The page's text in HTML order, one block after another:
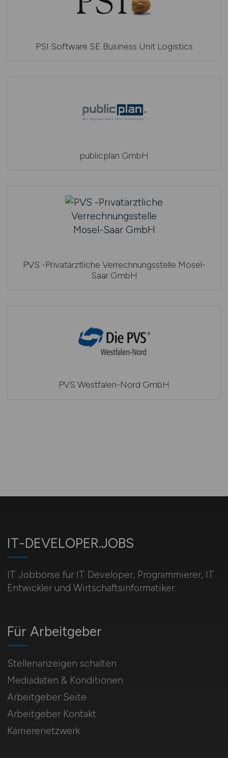
PSI Software SE Business Unit Logistics
publicplan GmbH
PVS -Privatärztliche Verrechnungsstelle Mosel-
Saar GmbH
PVS Westfalen-Nord GmbH
IT-DEVELOPER.JOBS
IT Jobbörse für IT Developer, Programmierer, IT
Entwickler und Wirtschaftsinformatiker.
Für Arbeitgeber
Stellenanzeigen schalten
Mediadaten & Konditionen
Arbeitgeber Seite
Arbeitgeber Kontakt
Karrierenetzwerk